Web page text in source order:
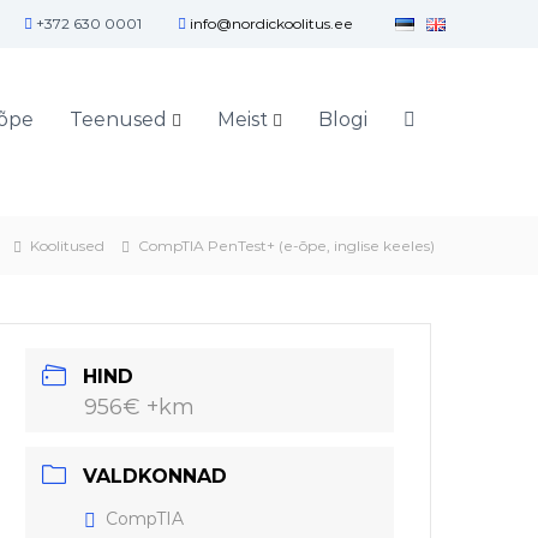
+372 630 0001 info@nordickoolitus.ee
Teenused Meist Blogi
Koolitused CompTIA PenTest+ (e-õpe, inglise keeles)
HIND
956€ +km
VALDKONNAD
CompTIA